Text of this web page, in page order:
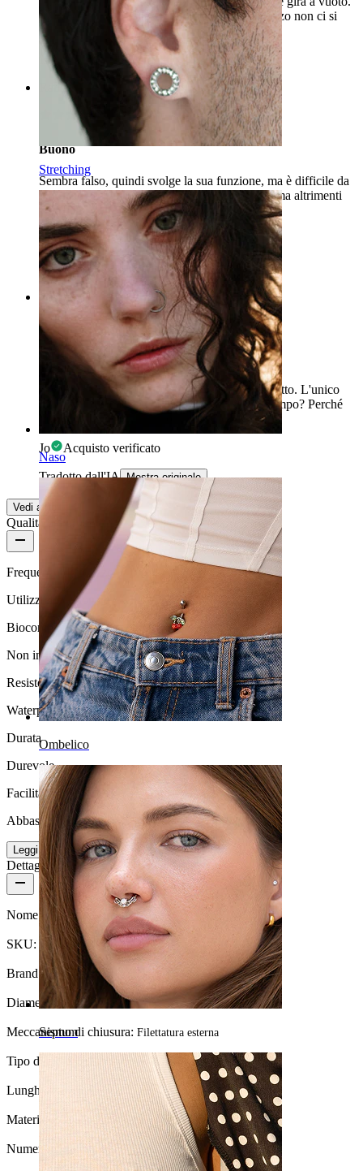
Stretching
Naso
Ombelico
Septum
La qualità non è il massimo ma per questo prezzo non ci si
può aspettare di più.
Isabel
Acquisto verificato
Rating
Buono
Sembra falso, quindi svolge la sua funzione, ma è difficile da
indossare, per me è molto difficile avvolgerlo, ma altrimenti
va bene.
Moni Acquisto verificato
Tradotto dall'IA Mostra originale
Rating
Davvero bello!
Molto contenta di questo gioiello e del suo aspetto. L'unico
piccolo problema è se il filetto terrà bene nel tempo? Perché
mi sembra un po' allentato e rischia di svitarsi.
Jo Acquisto verificato
Tradotto dall'IA Mostra originale
Vedi altro
Qualità del prodotto
Frequenza di utilizzo
Utilizzo occasionale
Biocompatibilità
Non indicato per pelli sensibili
Resistenza all'acqua
Waterproof
Durata
Durevole
Facilità d'uso
Abbastanza facile
Leggi di più
Dettagli del prodotto
Nome: Taper a spirale fake
SKU: Fake-41
Brand: Bodymod Moments
Diametro del filo:1,2 mm
Meccanismo di chiusura: Filettatura esterna
Tipo di gioiello: Stretching fake
Lunghezza:
Materiale: Acciaio chirurgico / Acrilico
Numero di pezzi: 1